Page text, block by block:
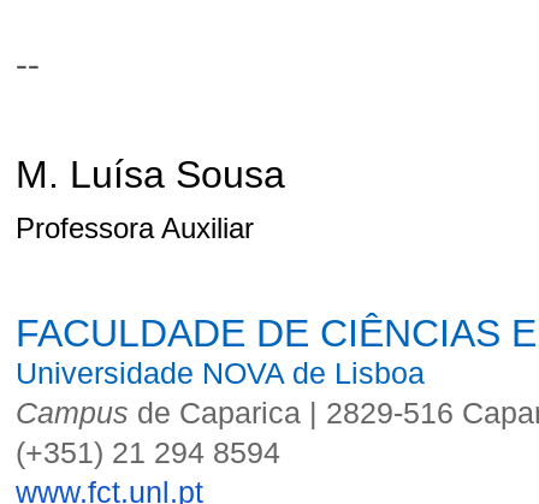
--
M. Luísa Sousa
Professora Auxiliar
FACULDADE DE CIÊNCIAS
Universidade NOVA de Lisboa
Campus de Caparica | 2829-516
(+351) 21 294 8594
www.fct.unl.pt